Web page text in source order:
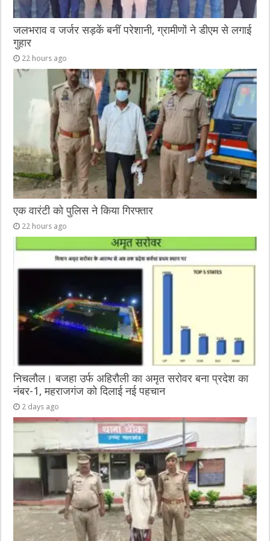
जलभराव व जर्जर सड़कें बनीं परेशानी, ग्रामीणों ने डीएम से लगाई
गुहार
22 hours ago
एक वारंटी को पुलिस ने किया गिरफ्तार
22 hours ago
निचलौल। बजहा उर्फ अहिरौली का अमृत सरोवर बना प्रदेश का
नंबर-1, महराजगंज को दिलाई नई पहचान
2 days ago